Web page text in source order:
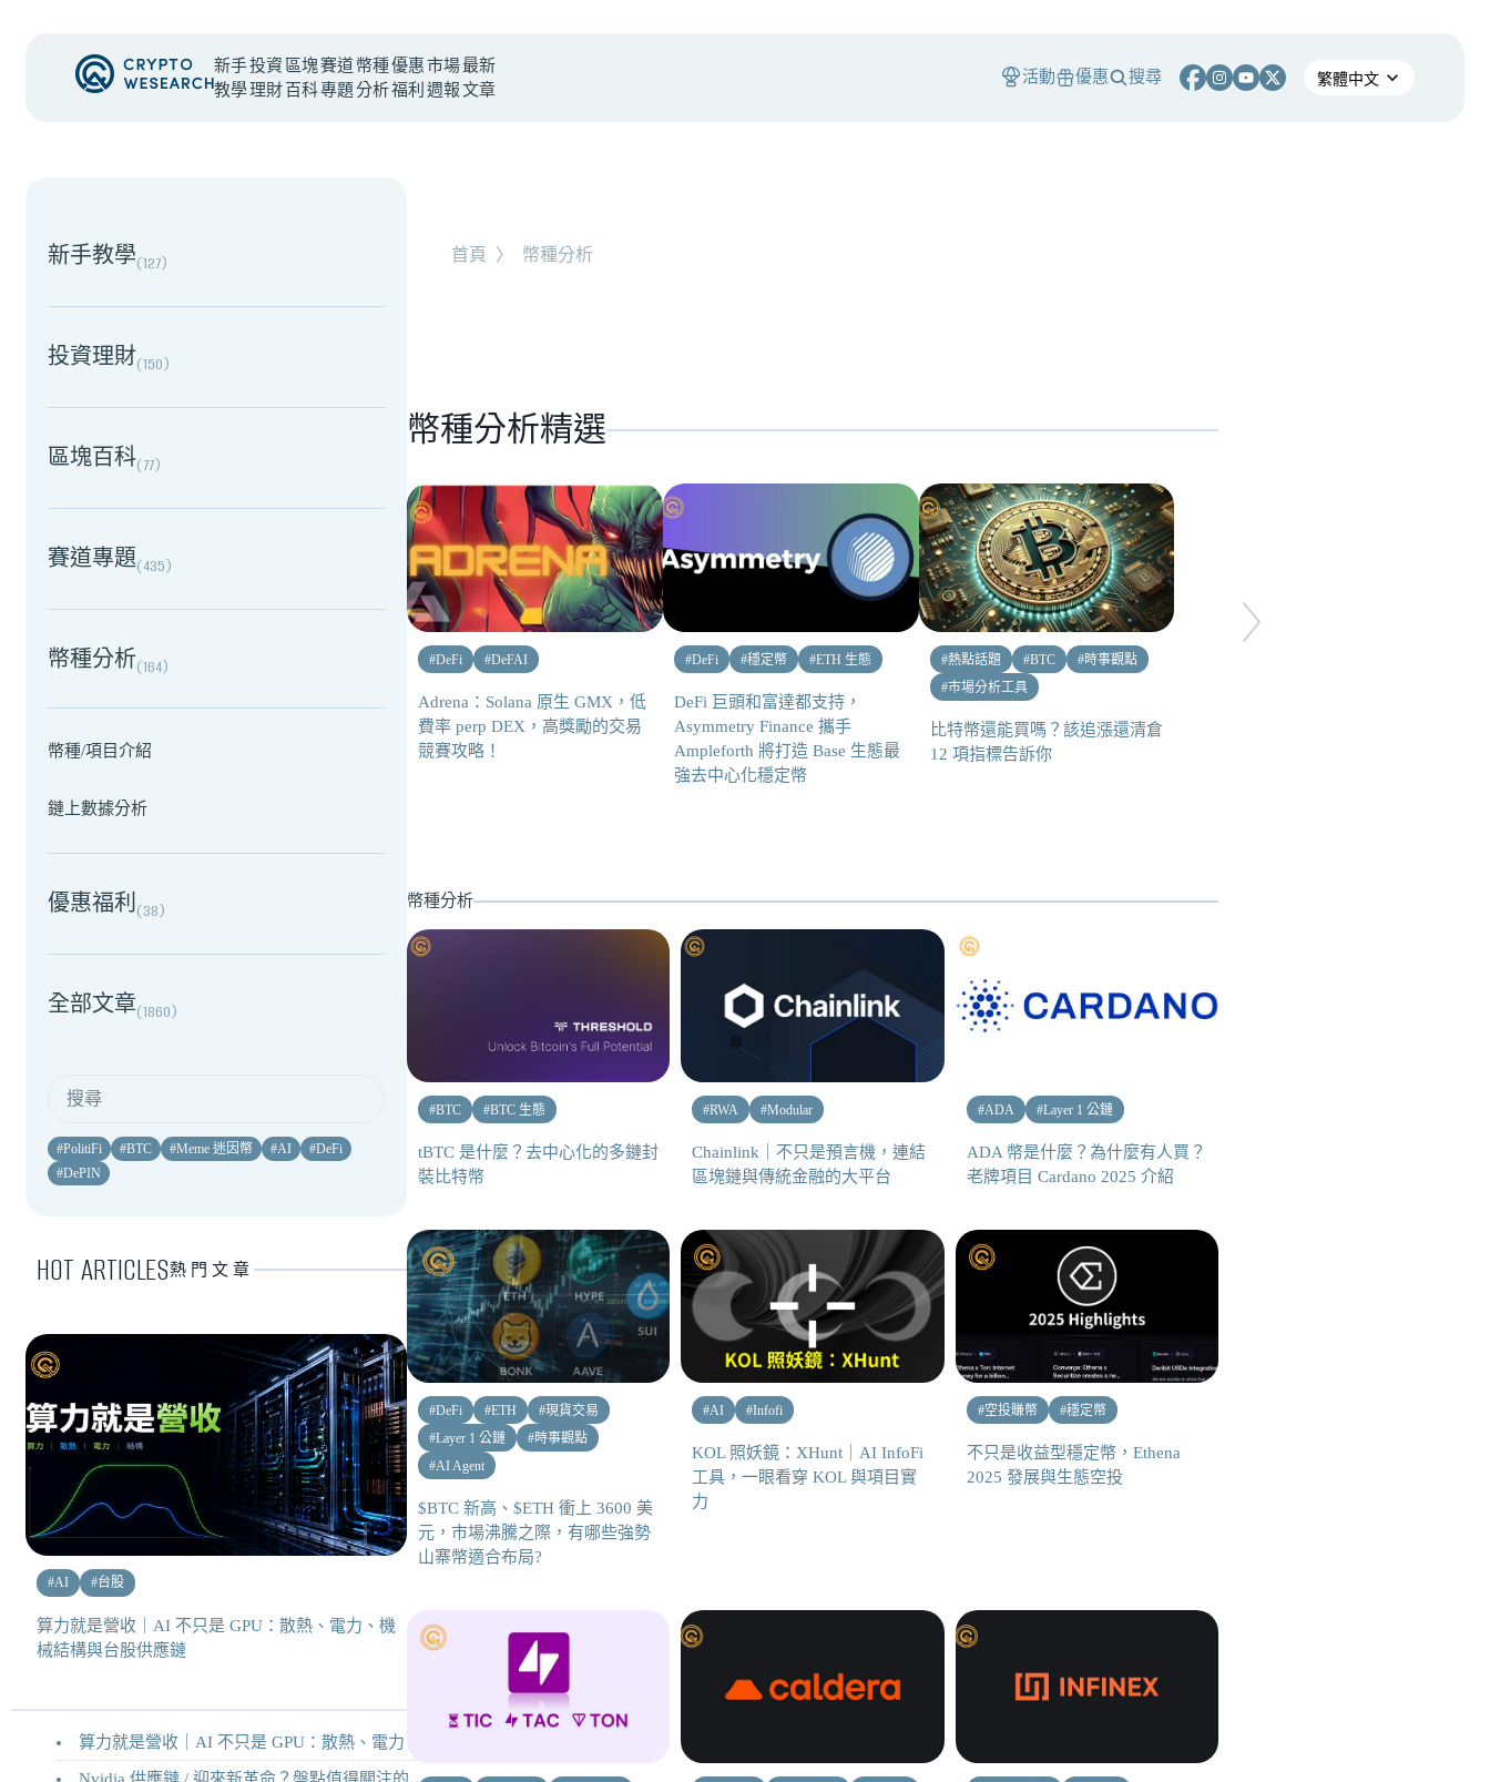
新手
教學
投資
理財
區塊
百科
賽道
專題
幣種
分析
優惠
福利
市場
週報
最新
文章
活動 優惠 搜尋
NEW EVENT
NEW EVENT
新手教學(127)
投資理財(150)
區塊百科(77)
賽道專題(435)
幣種分析(164)
幣種/項目介紹
鏈上數據分析
優惠福利(38)
全部文章(1860)
#PolitiFi #BTC #Meme 迷因幣 #AI #DeFi
#DePIN
HOT ARTICLES熱門文章
#AI #台股
算力就是營收｜AI 不只是 GPU：散熱、電力、機
械結構與台股供應鏈
算力就是營收｜AI 不只是 GPU：散熱、電力、機械結構與台股供應鏈
首頁 〉 幣種分析
幣種分析精選
#DeFi #DeFAI
Adrena：Solana 原生 GMX，低
費率 perp DEX，高獎勵的交易
競賽攻略！
#DeFi #穩定幣 #ETH 生態
DeFi 巨頭和富達都支持，
Asymmetry Finance 攜手
Ampleforth 將打造 Base 生態最
強去中心化穩定幣
#熱點話題 #BTC #時事觀點
#市場分析工具
比特幣還能買嗎？該追漲還清倉
12 項指標告訴你
幣種分析
#BTC #BTC 生態
tBTC 是什麼？去中心化的多鏈封
裝比特幣
#RWA #Modular
Chainlink｜不只是預言機，連結
區塊鏈與傳統金融的大平台
#ADA #Layer 1 公鏈
ADA 幣是什麼？為什麼有人買？
老牌項目 Cardano 2025 介紹
#DeFi #ETH #現貨交易
#Layer 1 公鏈 #時事觀點
#AI Agent
$BTC 新高、$ETH 衝上 3600 美
元，市場沸騰之際，有哪些強勢
山寨幣適合布局?
#AI #Infofi
KOL 照妖鏡：XHunt｜AI InfoFi
工具，一眼看穿 KOL 與項目實
力
#空投賺幣 #穩定幣
不只是收益型穩定幣，Ethena
2025 發展與生態空投